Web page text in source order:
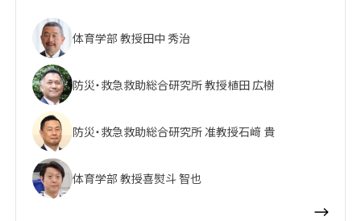
体育学部 教授田中 秀治
防災・救急救助総合研究所 教授植田 広樹
防災・救急救助総合研究所 准教授石﨑 貴
体育学部 教授喜熨斗 智也